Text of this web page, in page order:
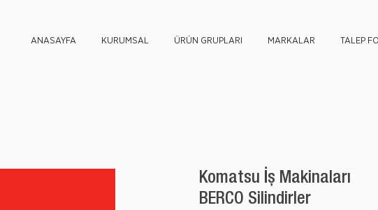
ANASAYFA KURUMSAL ÜRÜN GRUPLARI MARKALAR TALEP
Komatsu İş Makinaları
BERCO Silindirler